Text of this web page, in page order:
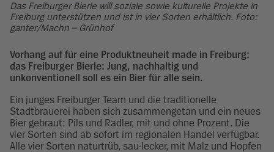
Das Freiburger Bierle will soziale sowie kulturelle Projekte in
Freiburg unterstützen und ist in vier Sorten erhältlich. Foto:
ganter/Machn – Grünhof
Vorhang auf für eine Produktneuheit made in Freiburg:
das Freiburger Bierle: Jung, nachhaltig und
unkonventionell soll es ein Bier für alle sein.
Ein junges Freiburger Team und die traditionelle
Stadtbrauerei haben sich zusammengetan und ein neues
Bier gebraut: Pils und Radler, mit und ohne Prozent. Die
vier Sorten sind ab sofort im regionalen Handel verfügbar.
Alle vier Sorten naturtrüb, sau-lecker, mit Malz und Hopfen